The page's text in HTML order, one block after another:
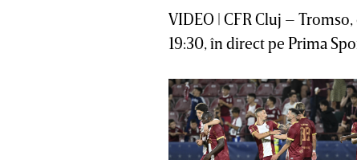
VIDEO | CFR Cluj – Tromso,
19:30, în direct pe Prima